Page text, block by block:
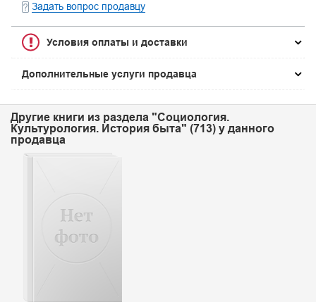
Задать вопрос продавцу
Условия оплаты и доставки
Дополнительные услуги продавца
Другие книги из раздела "Социология.
Культурология. История быта" (713) у данного
продавца